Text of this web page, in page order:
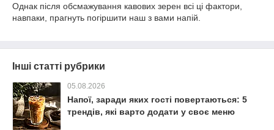
Однак після обсмажування кавових зерен всі ці фактори,
навпаки, прагнуть погіршити наш з вами напій.
Інші статті рубрики
05.08.2026
Напої, заради яких гості повертаються: 5
трендів, які варто додати у своє меню